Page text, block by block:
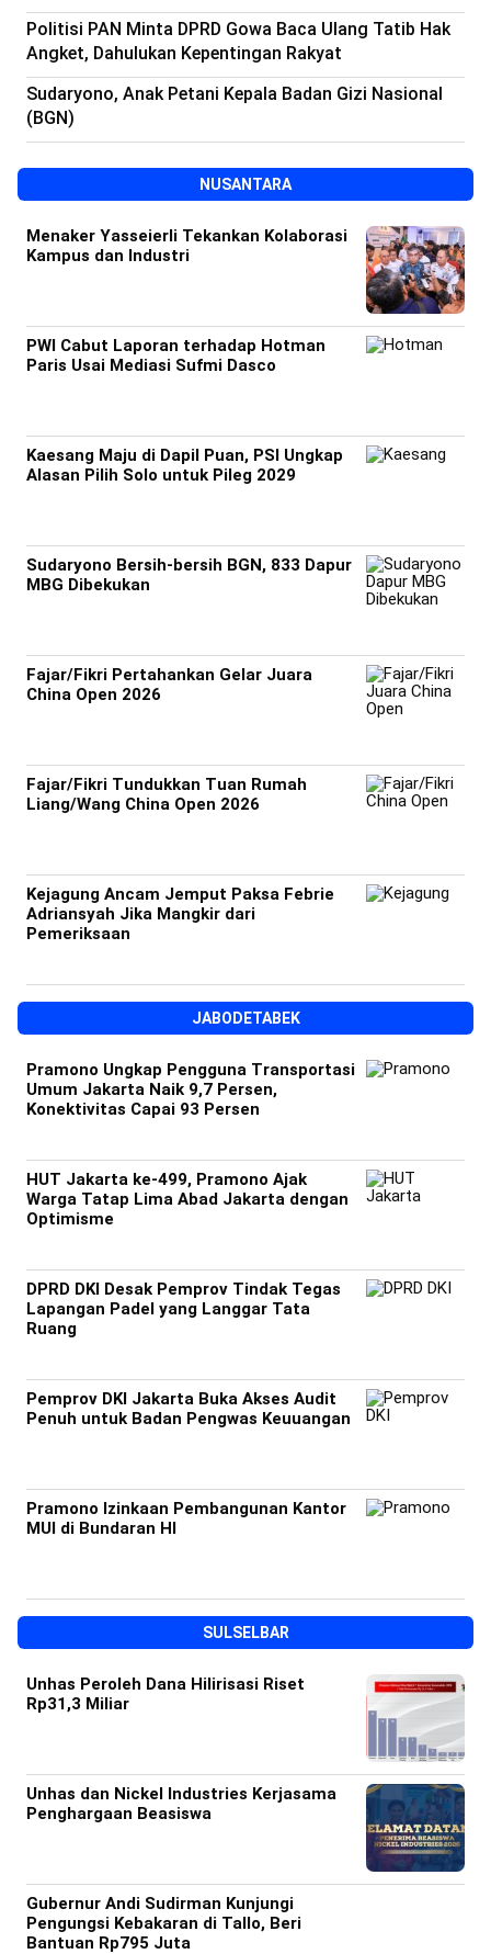
Politisi PAN Minta DPRD Gowa Baca Ulang Tatib Hak
Angket, Dahulukan Kepentingan Rakyat
Sudaryono, Anak Petani Kepala Badan Gizi Nasional
(BGN)
NUSANTARA
Menaker Yasseierli Tekankan Kolaborasi
Kampus dan Industri
PWI Cabut Laporan terhadap Hotman
Paris Usai Mediasi Sufmi Dasco
Kaesang Maju di Dapil Puan, PSI Ungkap
Alasan Pilih Solo untuk Pileg 2029
Sudaryono Bersih-bersih BGN, 833 Dapur
MBG Dibekukan
Fajar/Fikri Pertahankan Gelar Juara
China Open 2026
Fajar/Fikri Tundukkan Tuan Rumah
Liang/Wang China Open 2026
Kejagung Ancam Jemput Paksa Febrie
Adriansyah Jika Mangkir dari
Pemeriksaan
JABODETABEK
Pramono Ungkap Pengguna Transportasi
Umum Jakarta Naik 9,7 Persen,
Konektivitas Capai 93 Persen
HUT Jakarta ke-499, Pramono Ajak
Warga Tatap Lima Abad Jakarta dengan
Optimisme
DPRD DKI Desak Pemprov Tindak Tegas
Lapangan Padel yang Langgar Tata
Ruang
Pemprov DKI Jakarta Buka Akses Audit
Penuh untuk Badan Pengwas Keuuangan
Pramono Izinkaan Pembangunan Kantor
MUI di Bundaran HI
SULSELBAR
Unhas Peroleh Dana Hilirisasi Riset
Rp31,3 Miliar
Unhas dan Nickel Industries Kerjasama
Penghargaan Beasiswa
Gubernur Andi Sudirman Kunjungi
Pengungsi Kebakaran di Tallo, Beri
Bantuan Rp795 Juta